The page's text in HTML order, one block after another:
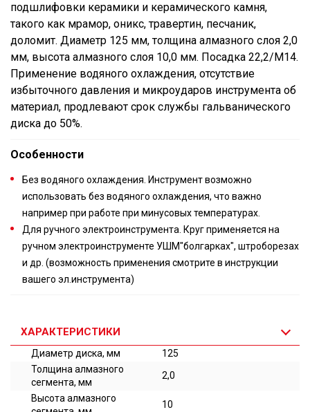
подшлифовки керамики и керамического камня,
такого как мрамор, оникс, травертин, песчаник,
доломит. Диаметр 125 мм, толщина алмазного слоя 2,0
мм, высота алмазного слоя 10,0 мм. Посадка 22,2/М14.
Применение водяного охлаждения, отсутствие
избыточного давления и микроударов инструмента об
материал, продлевают срок службы гальванического
диска до 50%.
Особенности
Без водяного охлаждения. Инструмент возможно
использовать без водяного охлаждения, что важно
например при работе при минусовых температурах.
Для ручного электроинструмента. Круг применяется на
ручном электроинструменте УШМ"болгарках", штроборезах
и др. (возможность применения смотрите в инструкции
вашего эл.инструмента)
ХАРАКТЕРИСТИКИ
Диаметр диска, мм
125
Толщина алмазного
сегмента, мм
2,0
Высота алмазного
10